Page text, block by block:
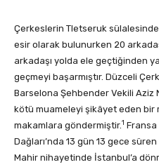
Çerkeslerin Tletseruk
esir olarak bulunurken 20
arkadaşı yolda ele geçtiğinden
geçmeyi başarmıştır. Düzceli
Barselona Şehbender Vekili Aziz
kötü muameleyi şikâyet eden bir
makamlara göndermiştir.1 Fransa
Dağları’nda 13 gün 13 gece
Mahir nihayetinde İstanbul’a